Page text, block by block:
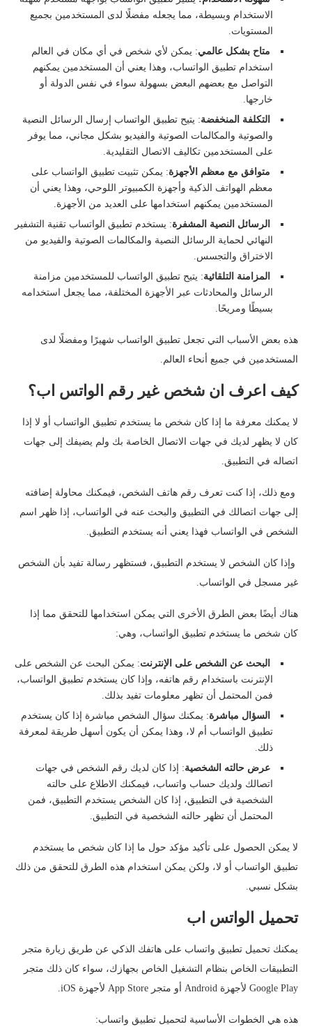
الاستخدام وبسيطة، مما يجعله مفضلًا لدى المستخدمين بجميع
المستويات.
متاح بشكل عالمي: يمكن لأي شخص في أي مكان في العالم
استخدام تطبيق الواتساب، وهذا يعني أن المستخدمين يمكنهم
التواصل مع بعضهم البعض بسهولة سواء في نفس الدولة أو
خارجها.
التكلفة المنخفضة: يتيح تطبيق الواتساب إرسال الرسائل النصية
والصوتية والمكالمات الصوتية والفيديو بشكل مجاني، مما يوفر
على المستخدمين تكاليف الاتصال التقليدية.
متوافق مع معظم الأجهزة: يمكن تثبيت تطبيق الواتساب على
معظم الهواتف الذكية وأجهزة الكمبيوتر اللوحي، وهذا يعني أن
المستخدمين يمكنهم استخدامها على العديد من الأجهزة.
الرسائل النصية المشفرة: يستخدم تطبيق الواتساب تقنية التشفير
النهائي لحماية الرسائل النصية والمكالمات الصوتية والفيديو من
الاختراق والتجسس.
المزامنة التلقائية: يتيح تطبيق الواتساب للمستخدمين مزامنة
الرسائل والمحادثات عبر الأجهزة المختلفة، مما يجعل استخدامه
بسيطًا ومريحًا.
هذه بعض الأسباب التي تجعل تطبيق الواتساب شهيرًا ومفضلًا لدى
المستخدمين في جميع أنحاء العالم.
كيف اعرف ان شخص غير رقم الواتس اب؟
لا يمكنك معرفة ما إذا كان شخص ما يستخدم تطبيق الواتساب أو لا إذا
كان لا يظهر لديك في جهات الاتصال الخاصة بك ولم يضيفك إلى جهات
اتصاله في التطبيق.
ومع ذلك، إذا كنت تعرف رقم هاتف الشخص، فيمكنك محاولة إضافته
إلى جهات اتصالك في التطبيق والبحث عنه في الواتساب، إذا ظهر اسم
الشخص في الواتساب فهذا يعني أنه يستخدم التطبيق.
وإذا كان الشخص لا يستخدم التطبيق، فستظهر رسالة تفيد بأن الشخص
غير مسجل في الواتساب.
هناك أيضًا بعض الطرق الأخرى التي يمكن استخدامها للتحقق مما إذا
كان شخص ما يستخدم تطبيق الواتساب، وهي:
البحث عن الشخص على الإنترنت: يمكن البحث عن الشخص على
الإنترنت باستخدام رقم هاتفه، وإذا كان يستخدم تطبيق الواتساب،
فمن المحتمل أن تظهر معلومات تفيد بذلك.
السؤال مباشرة: يمكنك سؤال الشخص مباشرة إذا كان يستخدم
تطبيق الواتساب أم لا، وهذا يمكن أن يكون أسهل طريقة لمعرفة
ذلك.
عرض حالته الشخصية: إذا كان لديك رقم الشخص في جهات
اتصالك ولديك حساب واتساب، فيمكنك الاطلاع على حالته
الشخصية في التطبيق، إذا كان الشخص يستخدم التطبيق، فمن
المحتمل أن تظهر حالته الشخصية في التطبيق.
لا يمكن الحصول على تأكيد مؤكد حول ما إذا كان شخص ما يستخدم
تطبيق الواتساب أو لا، ولكن يمكن استخدام هذه الطرق للتحقق من ذلك
بشكل نسبي.
تحميل الواتس اب
يمكنك تحميل تطبيق واتساب على هاتفك الذكي عن طريق زيارة متجر
التطبيقات الخاص بنظام التشغيل الخاص بجهازك، سواء كان ذلك متجر
Google Play لأجهزة Android أو متجر App Store لأجهزة iOS.
هذه هي الخطوات الأساسية لتحميل تطبيق واتساب: